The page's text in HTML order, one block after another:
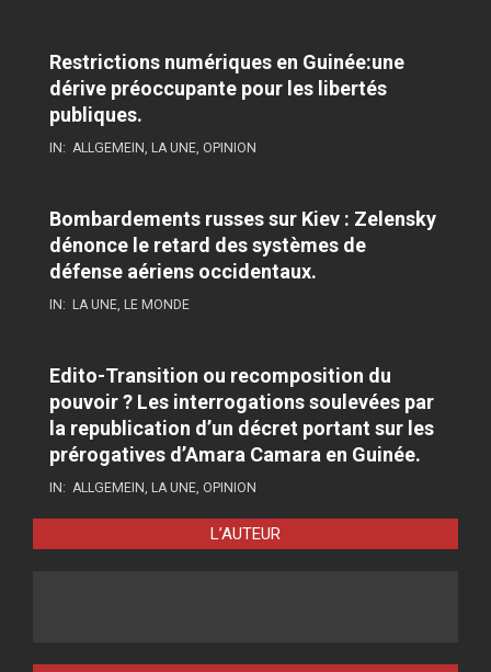
Restrictions numériques en Guinée:une
dérive préoccupante pour les libertés
publiques.
IN: ALLGEMEIN, LA UNE, OPINION
Bombardements russes sur Kiev : Zelensky
dénonce le retard des systèmes de
défense aériens occidentaux.
IN: LA UNE, LE MONDE
Edito-Transition ou recomposition du
pouvoir ? Les interrogations soulevées par
la republication d’un décret portant sur les
prérogatives d’Amara Camara en Guinée.
IN: ALLGEMEIN, LA UNE, OPINION
L’AUTEUR